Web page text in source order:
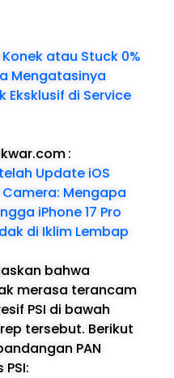
atau Stuck 0%
Mengatasinya
Eksklusif di Service
:
Update iOS
Mengapa
iPhone 17 Pro
di Iklim Lembap
bahwa
merasa terancam
PSI di bawah
tersebut. Berikut
PAN